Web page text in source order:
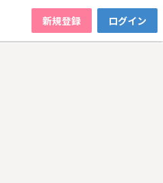
新規登録 ログイン